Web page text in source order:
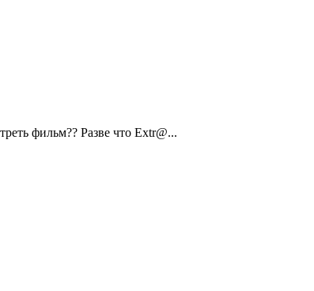
фильм?? Разве что Extr@...